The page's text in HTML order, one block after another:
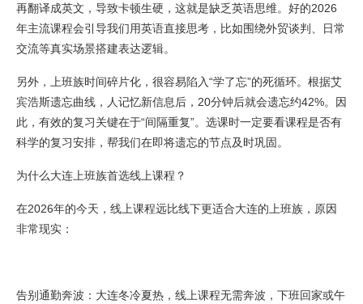
再翻译成英文，导致卡顿生硬，这就是缺乏英语思维。好的2026
年主流课程会引导我们用英语直接思考，比如围绕外贸谈判、日常
交流等真实场景搭建表达逻辑。
另外，上班族时间碎片化，很容易陷入“学了忘”的死循环。根据艾
宾浩斯遗忘曲线，人记忆新信息后，20分钟后就会遗忘约42%。因
此，有效的复习关键在于“间隔重复”。选课时一定要看课程是否有
科学的复习安排，帮我们在即将遗忘的节点及时巩固。
为什么大连上班族首选线上课程？
在2026年的今天，线上课程远比线下更适合大连的上班族，原因
非常现实：
告别通勤奔波：大连冬冷夏热，线上课程无需奔波，下班回家或午